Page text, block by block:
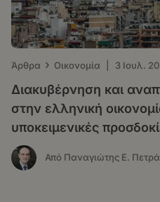
Άρθρα › Οικονομία 3 Ιουλ.
Διακυβέρνηση και
στην ελληνική
υποκειμενικές
υπόδειγμα
Από Παναγιώτης Ε.